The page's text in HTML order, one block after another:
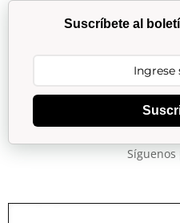
Suscríbete al
Síguenos